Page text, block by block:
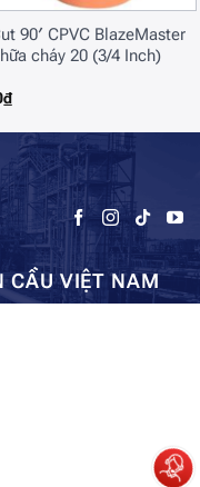
90′ CPVC BlazeMaster
cháy 20 (3/4 Inch)
₫
CẦU VIỆT NAM